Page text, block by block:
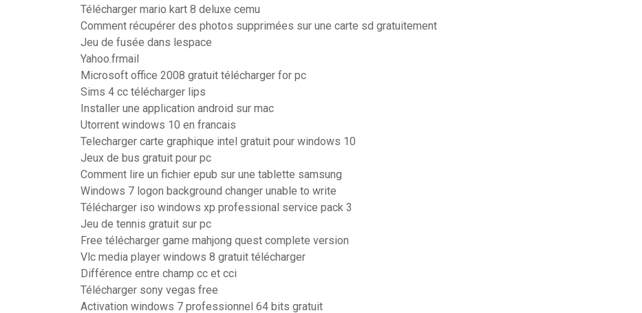
Télécharger mario kart 8 deluxe cemu
Comment récupérer des photos supprimées sur une carte sd gratuitement
Jeu de fusée dans lespace
Yahoo.frmail
Microsoft office 2008 gratuit télécharger for pc
Sims 4 cc télécharger lips
Installer une application android sur mac
Utorrent windows 10 en francais
Telecharger carte graphique intel gratuit pour windows 10
Jeux de bus gratuit pour pc
Comment lire un fichier epub sur une tablette samsung
Windows 7 logon background changer unable to write
Télécharger iso windows xp professional service pack 3
Jeu de tennis gratuit sur pc
Free télécharger game mahjong quest complete version
Vlc media player windows 8 gratuit télécharger
Différence entre champ cc et cci
Télécharger sony vegas free
Activation windows 7 professionnel 64 bits gratuit